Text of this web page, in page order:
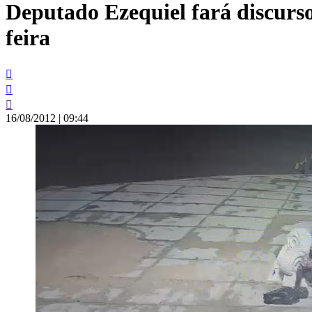
conteúdo
Deputado Ezequiel fará
feira
16/08/2012 | 09:44